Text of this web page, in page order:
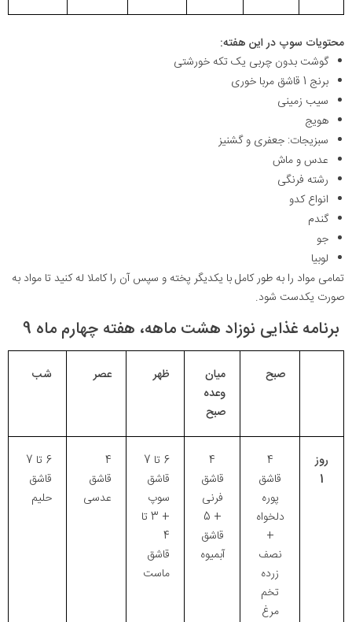
محتویات سوپ در این هفته:
گوشت بدون چربی یک تکه خورشتی
برنج 1 قاشق مربا خوری
سیب زمینی
هویج
سبزیجات: جعفری و گشنیز
عدس و ماش
رشته فرنگی
انواع کدو
گندم
جو
لوبیا
تمامی مواد را به طور کامل با یکدیگر پخته و سپس آن را کاملا له کنید تا مواد به
صورت یکدست شود.
برنامه غذایی نوزاد هشت ماهه، هفته چهارم ماه 9
صبح
میان
وعده
صبح
ظهر عصر شب
روز
1
4
قاشق
پوره
دلخواه
+
نصف
زرده
تخم
مرغ
4
قاشق
فرنی
+ 5
قاشق
آبمیوه
6 تا 7
قاشق
سوپ
+ 3 تا
4
قاشق
ماست
4
قاشق
عدسی
6 تا 7
قاشق
حلیم